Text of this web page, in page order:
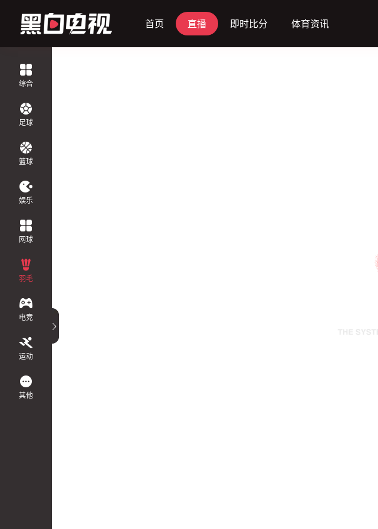
首页 直播 即时比分 体育资讯
综合
足球
篮球
娱乐
网球
羽毛
电竞
运动
其他